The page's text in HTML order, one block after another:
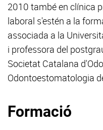
2010 també en clínica
laboral s'estén a la
associada a la
i professora del
Societat Catalana
Odontoestomatologia
Formació